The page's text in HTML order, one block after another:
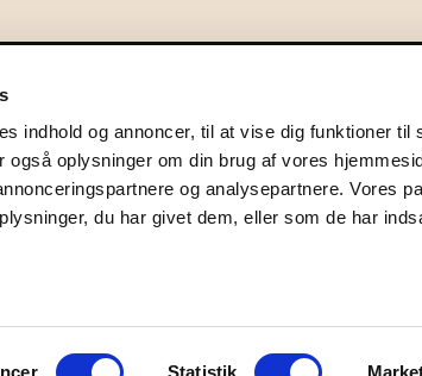
indhold og annoncer, til at vise dig funktioner til
oplysninger om din brug af vores
og analysepartnere. Vores
du har givet dem, eller som de har
Statistik
10:00 – 17:00
10:00 – 17:00
10:00 – 17:00
10:00 – 17:00
10:00 – 17:00